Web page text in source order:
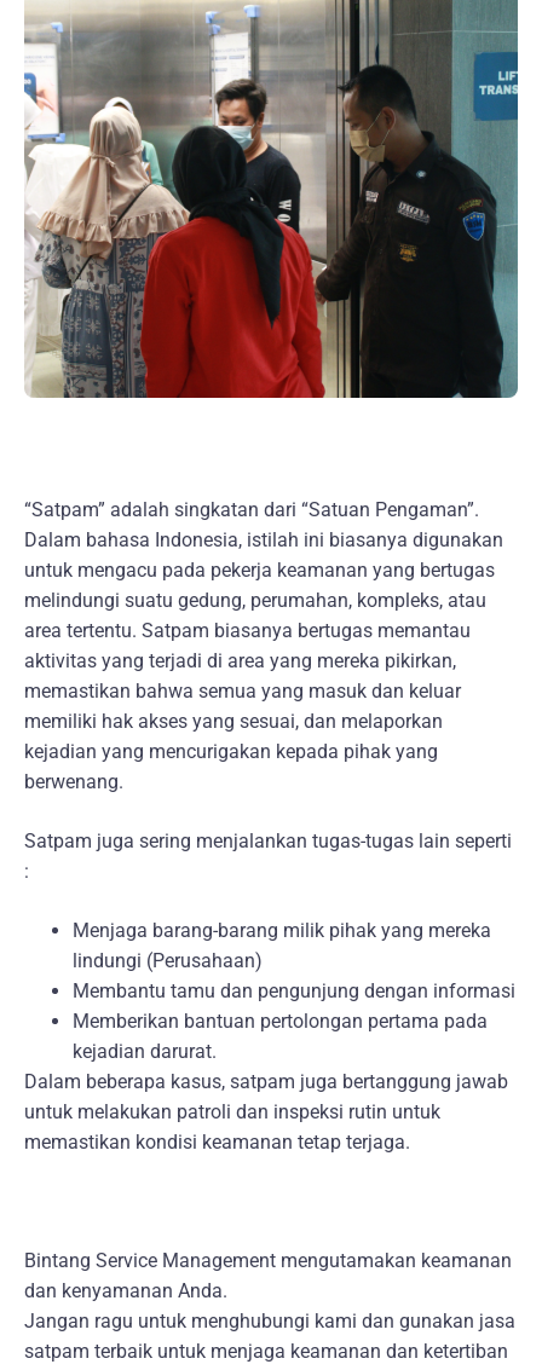
“Satpam” adalah singkatan dari “Satuan Pengaman”.
Dalam bahasa Indonesia, istilah ini biasanya digunakan
untuk mengacu pada pekerja keamanan yang bertugas
melindungi suatu gedung, perumahan, kompleks, atau
area tertentu. Satpam biasanya bertugas memantau
aktivitas yang terjadi di area yang mereka pikirkan,
memastikan bahwa semua yang masuk dan keluar
memiliki hak akses yang sesuai, dan melaporkan
kejadian yang mencurigakan kepada pihak yang
berwenang.
Satpam juga sering menjalankan tugas-tugas lain seperti
:
Menjaga barang-barang milik pihak yang mereka
lindungi (Perusahaan)
Membantu tamu dan pengunjung dengan informasi
Memberikan bantuan pertolongan pertama pada
kejadian darurat.
Dalam beberapa kasus, satpam juga bertanggung jawab
untuk melakukan patroli dan inspeksi rutin untuk
memastikan kondisi keamanan tetap terjaga.
Bintang Service Management mengutamakan keamanan
dan kenyamanan Anda.
Jangan ragu untuk menghubungi kami dan gunakan jasa
satpam terbaik untuk menjaga keamanan dan ketertiban